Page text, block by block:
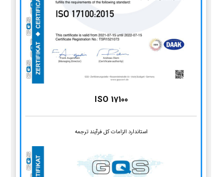
ISO 17100
استاندارد الزامات کل فرآیند ترجمه